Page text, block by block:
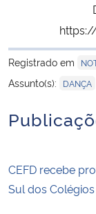
Registrado em
Assunto(s): DANÇA
CEFD recebe
Sul dos